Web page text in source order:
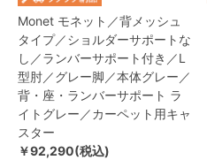
Monet モネット／背メッシュ
タイプ／ショルダーサポートな
し／ランバーサポート付き／L
型肘／グレー脚／本体グレー／
背・座・ランバーサポート ラ
イトグレー／カーペット用キャ
スター
￥92,290(税込)